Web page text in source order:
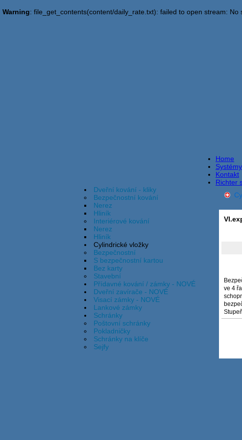
Warning: file_get_contents(content/daily_rate.txt): failed to open stream: No
Home
Kontakt
Richter
Dveřní kování - kliky
Bezpečnostní kování
Nerez
Hliník
Interiérové kování
Nerez
Hliník
Cylindrické vložky
Bezpečnostní
S bezpečnostní kartou
Bez karty
Stavební
Přídavné kování / zámky - NOVÉ
Dveřní zavírače - NOVÉ
Visací zámky - NOVÉ
Lankové zámky
Schránky
Poštovní schránky
Pokladničky
Schránky na klíče
Sejfy
ve 4